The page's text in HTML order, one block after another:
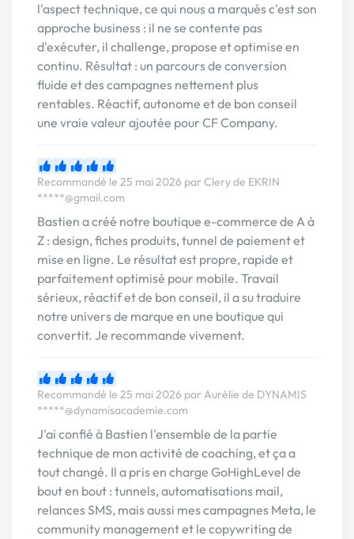
l'aspect technique, ce qui nous a marqués c'est son
approche business : il ne se contente pas
d'exécuter, il challenge, propose et optimise en
continu. Résultat : un parcours de conversion
fluide et des campagnes nettement plus
rentables. Réactif, autonome et de bon conseil
une vraie valeur ajoutée pour CF Company.
Recommandé le 25 mai 2026 par Clery de EKRIN
*****@gmail.com
Bastien a créé notre boutique e-commerce de A à
Z : design, fiches produits, tunnel de paiement et
mise en ligne. Le résultat est propre, rapide et
parfaitement optimisé pour mobile. Travail
sérieux, réactif et de bon conseil, il a su traduire
notre univers de marque en une boutique qui
convertit. Je recommande vivement.
Recommandé le 25 mai 2026 par Aurélie de DYNAMIS
*****@dynamisacademie.com
J'ai confié à Bastien l'ensemble de la partie
technique de mon activité de coaching, et ça a
tout changé. Il a pris en charge GoHighLevel de
bout en bout : tunnels, automatisations mail,
relances SMS, mais aussi mes campagnes Meta, le
community management et le copywriting de